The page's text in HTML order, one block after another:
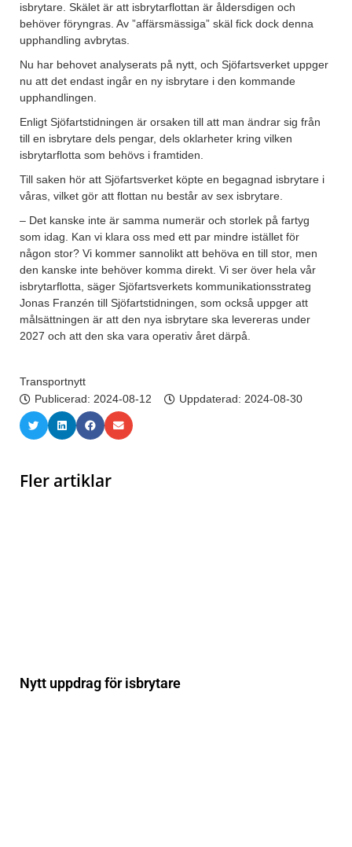
isbrytare. Skälet är att isbrytarflottan är åldersdigen och
behöver föryngras. Av ”affärsmässiga” skäl fick dock denna
upphandling avbrytas.
Nu har behovet analyserats på nytt, och Sjöfartsverket uppger
nu att det endast ingår en ny isbrytare i den kommande
upphandlingen.
Enligt Sjöfartstidningen är orsaken till att man ändrar sig från
till en isbrytare dels pengar, dels oklarheter kring vilken
isbrytarflotta som behövs i framtiden.
Till saken hör att Sjöfartsverket köpte en begagnad isbrytare i
våras, vilket gör att flottan nu består av sex isbrytare.
– Det kanske inte är samma numerär och storlek på fartyg
som idag. Kan vi klara oss med ett par mindre istället för
någon stor? Vi kommer sannolikt att behöva en till stor, men
den kanske inte behöver komma direkt. Vi ser över hela vår
isbrytarflotta, säger Sjöfartsverkets kommunikationsstrateg
Jonas Franzén till Sjöfartstidningen, som också uppger att
målsättningen är att den nya isbrytare ska levereras under
2027 och att den ska vara operativ året därpå.
Transportnytt
Publicerad: 2024-08-12 Uppdaterad: 2024-08-30
Fler artiklar
Nytt uppdrag för isbrytare